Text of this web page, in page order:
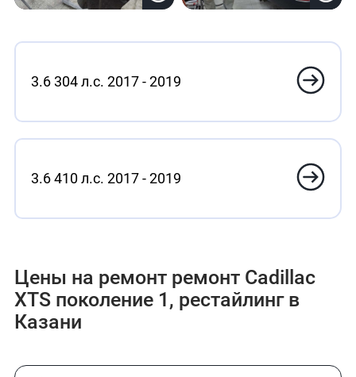
3.6 304 л.с. 2017 - 2019
3.6 410 л.с. 2017 - 2019
Цены на ремонт ремонт Cadillac
XTS поколение 1, рестайлинг в
Казани